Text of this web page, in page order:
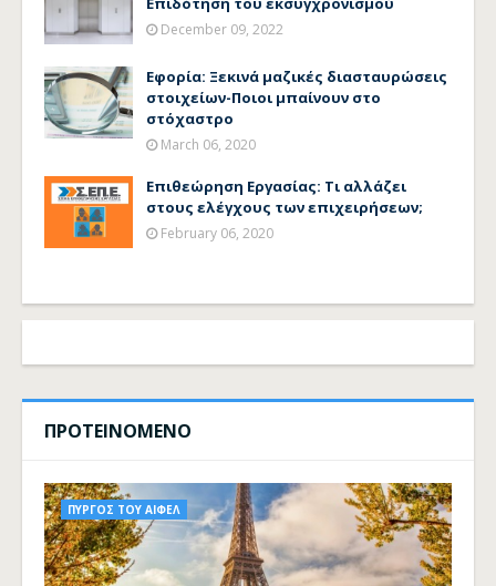
December 09, 2022
Εφορία: Ξεκινά μαζικές διασταυρώσεις
στοιχείων-Ποιοι μπαίνουν στο
στόχαστρο
March 06, 2020
Επιθεώρηση Εργασίας: Τι αλλάζει
στους ελέγχους των επιχειρήσεων;
February 06, 2020
ΠΡΟΤΕΙΝΟΜΕΝΟ
ΠΥΡΓΟΣ ΤΟΥ ΑΙΦΕΛ